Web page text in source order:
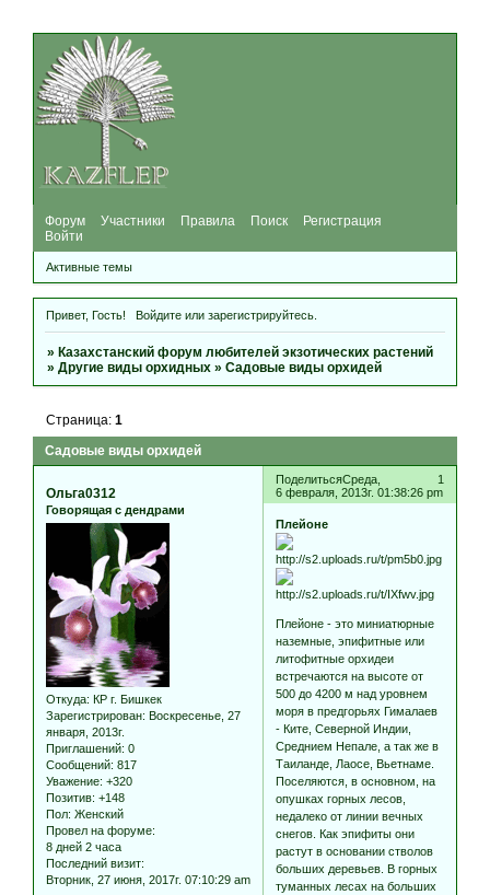
Форум Участники Правила Поиск
Регистрация
Войти
Активные темы
Привет, Гость! Войдитеили зарегистрируйтесь.
»Казахстанский форум любителей экзотических растений
»Другие виды орхидных »Садовые виды орхидей
Садовые виды орхидей
Страница:1
Поделиться 1
Среда,
6 февраля, 2013г. 01:38:26 pm
Ольга0312
Говорящая с дендрами
Откуда: КР г. Бишкек
Зарегистрирован: Воскресенье, 27
января, 2013г.
Приглашений: 0
Сообщений: 817
Уважение: +320
Позитив: +148
Пол: Женский
Провел на форуме:
8 дней 2 часа
Последний визит:
Вторник, 27 июня, 2017г. 07:10:29 am
Плейоне
Плейоне - это миниатюрные
наземные, эпифитные или
литофитные орхидеи
встреча­ются на высоте от
500 до 4200 м над уровнем
моря в предгорьях Гималаев
- Ките, Северной Индии,
Среднием Непале, а так же в
Таиланде, Лаосе, Вьетнаме.
Поселяются, в основном, на
опушках горных лесов,
недалеко от линии вечных
снегов. Как эпифиты они
растут в основании стволов
больших деревьев. В горных
туманных лесах на боль­ших